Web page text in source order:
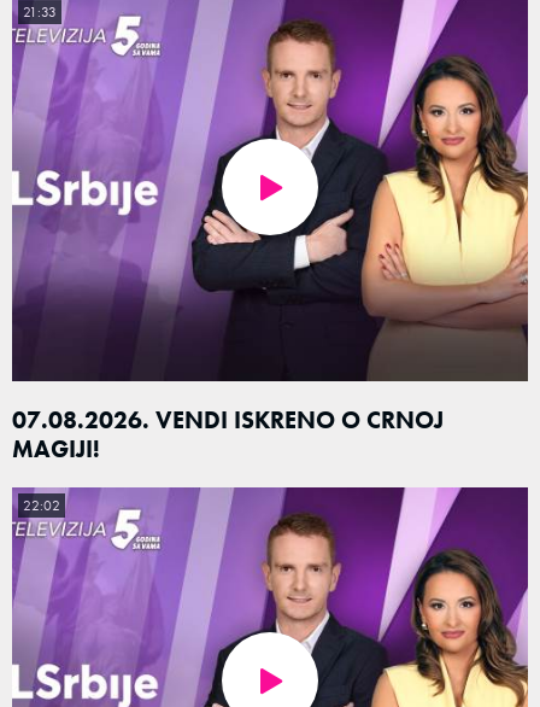
07.08.2026. VENDI ISKRENO O CRNOJ
MAGIJI!
21:33
22:02